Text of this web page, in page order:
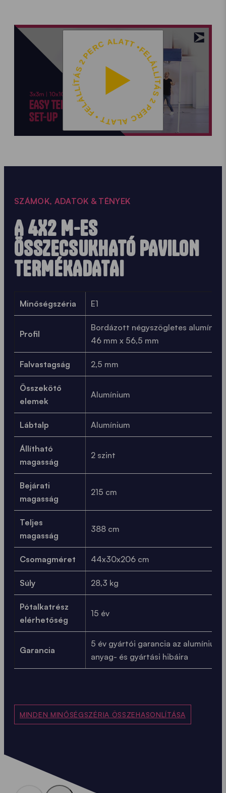
FELÁLLÍTÁS 2 PERC ALATT • FELÁLLÍTÁS 2 PERC ALATT •
SZÁMOK, ADATOK & TÉNYEK
A 4X2 M-ES
ÖSSZECSUKHATÓ PAVILON
TERMÉKADATAI
Minőségszéria E1
Profil
Bordázott négyszögletes
46 mm x 56,5 mm
Falvastagság 2,5 mm
Összekötő
elemek
Alumínium
Lábtalp Alumínium
Állítható
magasság
2 szint
Bejárati
magasság
215 cm
Teljes
magasság
388 cm
Csomagméret 44x30x206 cm
Súly 28,3 kg
Pótalkatrész
elérhetőség
15 év
Garancia
5 év gyártói garancia az
anyag- és gyártási hibáira
MINDEN MINŐSÉGSZÉRIA ÖSSZEHASONLÍTÁSA